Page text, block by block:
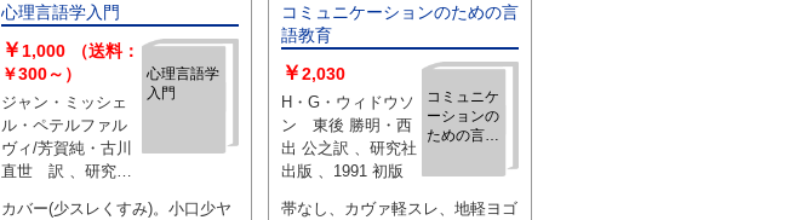
心理言語学入門
心理言語学
入門
￥ 1,000
（送料：
￥300～）
ジャン・ミッシェ
ル・ペテルファル
ヴィ/芳賀純・古川
直世 訳 、研究社
カバー(少スレくすみ)。小口少ヤ
コミュニケーションのための言
語教育
コミュニケ
ーションの
ための言語
￥2,030
H・G・ウィドウソ
ン 東後 勝明・西
出 公之訳 、研究社
出版 、1991 初版
帯なし、カヴァ軽スレ、地軽ヨゴ